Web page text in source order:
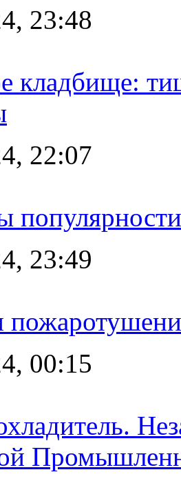
23:48
кладбище:
22:07
23:49
00:15